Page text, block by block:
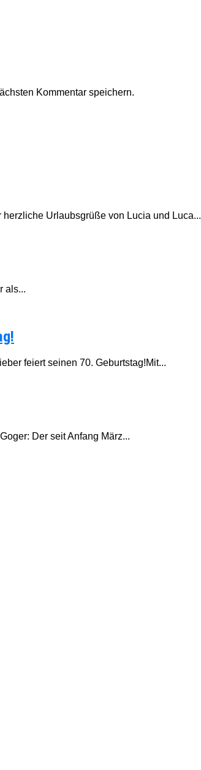
Kommentar speichern.
Urlaubsgrüße von Lucia und Luca...
als...
feiert seinen 70. Geburtstag!Mit...
Der seit Anfang März...